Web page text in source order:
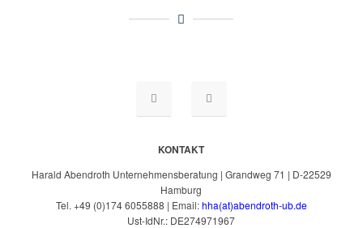
KONTAKT
Harald Abendroth Unternehmensberatung | Grandweg 71 | D-22529
Hamburg
Tel. +49 (0)174 6055888 | Email:hha(at)abendroth-ub.de
Ust-IdNr.: DE274971967